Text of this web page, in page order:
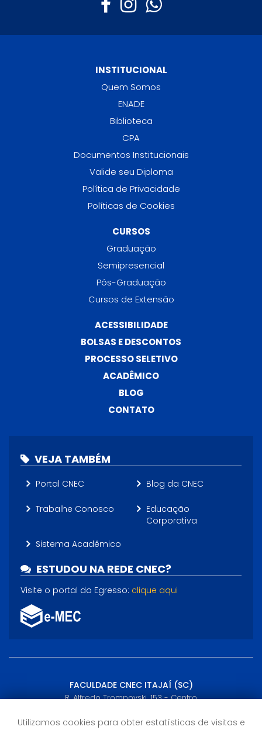
INSTITUCIONAL
Quem Somos
ENADE
Biblioteca
CPA
Documentos Institucionais
Valide seu Diploma
Política de Privacidade
Políticas de Cookies
CURSOS
Graduação
Semipresencial
Pós-Graduação
Cursos de Extensão
ACESSIBILIDADE
BOLSAS E DESCONTOS
PROCESSO SELETIVO
ACADÊMICO
BLOG
CONTATO
VEJA TAMBÉM
Portal CNEC Blog da CNEC
Trabalhe Conosco
Educação
Corporativa
Sistema Acadêmico
ESTUDOU NA REDE CNEC?
Visite o portal do Egresso: clique aqui
FACULDADE CNEC ITAJAÍ (SC)
R. Alfredo Trompovski, 153 - Centro
Utilizamos cookies para obter estatísticas de visitas e